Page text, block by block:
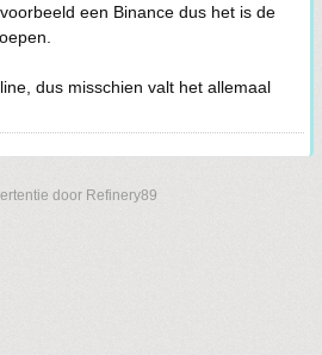
een Binance dus het is de
dus misschien valt het allemaal
door Refinery89